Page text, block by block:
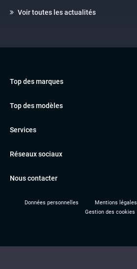
Voir toutes les actualités
Top des marques
VOLKSWAGEN
BMW
Top des modèles
Classe A
A3
Services
Le garage TBV
Location TBV
Réseaux sociaux
Nous contacter
Données personnelles Mentions légales
Gestion des cookies